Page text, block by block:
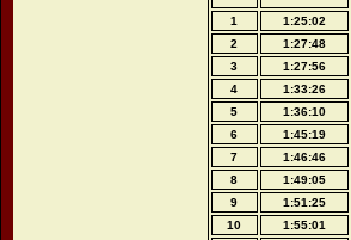
1 1:25:02
2
1:27:48
3
1:27:56
4
1:33:26
5
1:36:10
6
1:45:19
7
1:46:46
8
1:49:05
9
1:51:25
10
1:55:01